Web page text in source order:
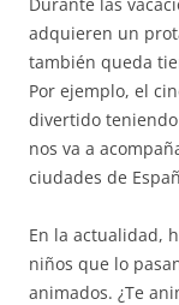
adquieren un
también queda
Por ejemplo, el
divertido
nos va a
ciudades de
En la actualidad,
niños que lo
animados. ¿Te